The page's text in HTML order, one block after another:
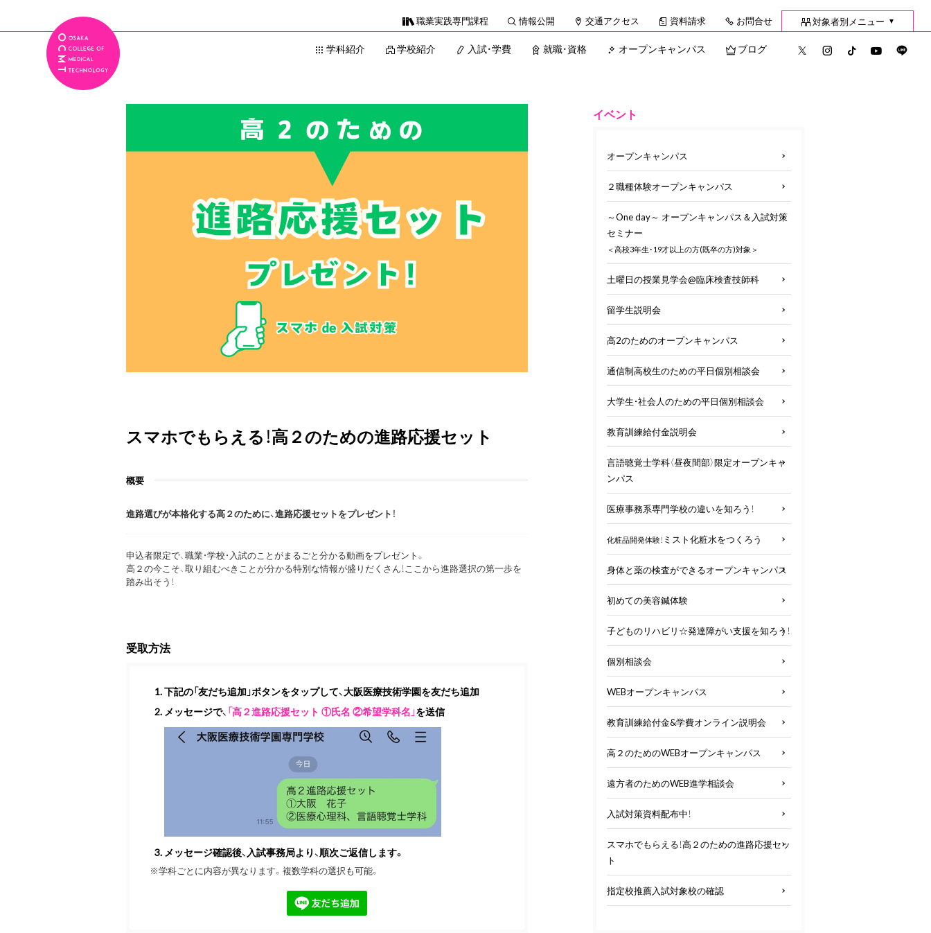
職業実践専門課程 情報公開 交通アクセス 資料請求 お問合せ 対象者別メニュー ▼
学科紹介 学校紹介 入試・学費 就職・資格 オープンキャンパス ブログ
スマホでもらえる！高２のための進路応援セット
概要
進路選びが本格化する高２のために、進路応援セットをプレゼント！
申込者限定で、職業・学校・入試のことがまるごと分かる動画をプレゼント。
高２の今こそ、取り組むべきことが分かる特別な情報が盛りだくさん！ここから進路選択の第一歩を
踏み出そう！
受取方法
下記の「友だち追加」ボタンをタップして、大阪医療技術学園を友だち追加
メッセージで、 「高２進路応援セット ①氏名 ②希望学科名」を送信
メッセージ確認後、入試事務局より、順次ご返信します。
※学科ごとに内容が異なります。複数学科の選択も可能。
イベント
オープンキャンパス
２職種体験オープンキャンパス
～One day～ オープンキャンパス＆入試対策
セミナー
＜高校3年生･19才以上の方(既卒の方)対象＞
土曜日の授業見学会@臨床検査技師科
留学生説明会
高2のためのオープンキャンパス
通信制高校生のための平日個別相談会
大学生・社会人のための平日個別相談会
教育訓練給付金説明会
言語聴覚士学科（昼夜間部）限定オープンキャ
ンパス
医療事務系専門学校の違いを知ろう！
化粧品開発体験！ ミスト化粧水をつくろう
身体と薬の検査ができるオープンキャンパス
初めての美容鍼体験
子どものリハビリ☆発達障がい支援を知ろう！
個別相談会
WEBオープンキャンパス
教育訓練給付金&学費オンライン説明会
高２のためのWEBオープンキャンパス
遠方者のためのWEB進学相談会
入試対策資料配布中！
スマホでもらえる！高２のための進路応援セッ
ト
指定校推薦入試対象校の確認